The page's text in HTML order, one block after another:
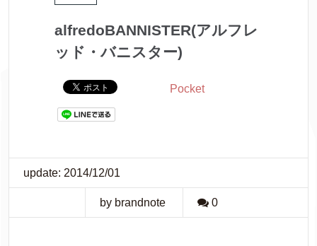
alfredoBANNISTER(アルフレ
ッド・バニスター)
Pocket
update: 2014/12/01
by brandnote 0